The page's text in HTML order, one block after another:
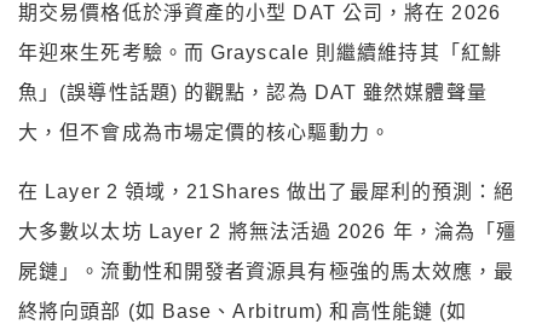
期交易價格低於淨資產的小型 DAT 公司，將在 2026
年迎來生死考驗。而 Grayscale 則繼續維持其「紅鯡
魚」(誤導性話題) 的觀點，認為 DAT 雖然媒體聲量
大，但不會成為市場定價的核心驅動力。
在 Layer 2 領域，21Shares 做出了最犀利的預測：絕
大多數以太坊 Layer 2 將無法活過 2026 年，淪為「殭
屍鏈」。流動性和開發者資源具有極強的馬太效應，最
終將向頭部 (如 Base、Arbitrum) 和高性能鏈 (如